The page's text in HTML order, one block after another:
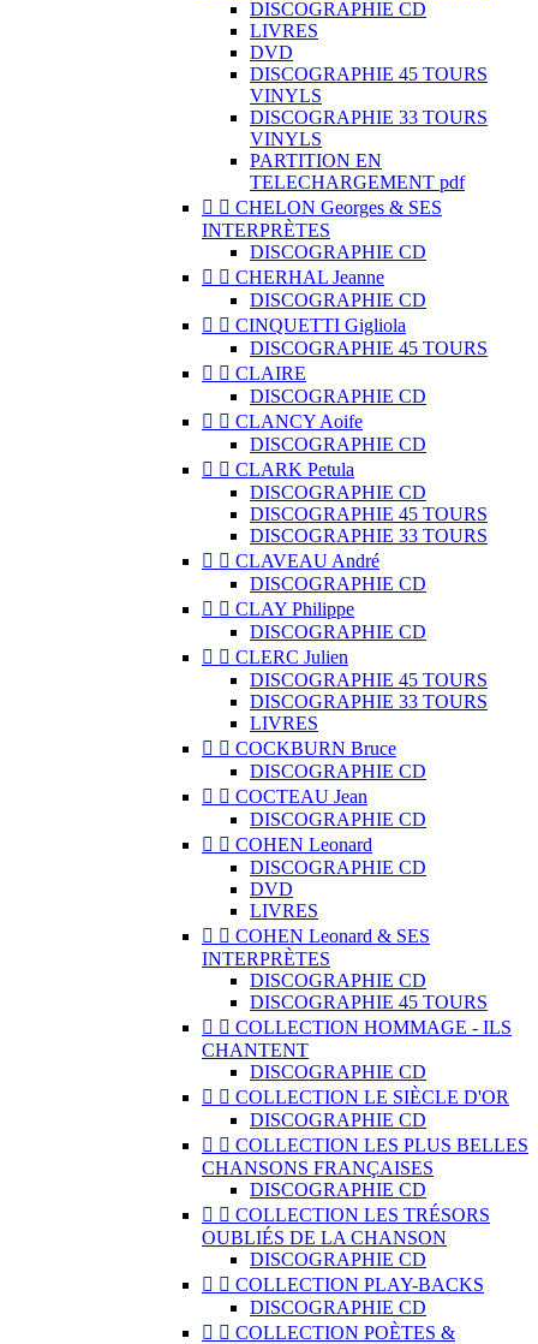
DISCOGRAPHIE CD
LIVRES
DVD
DISCOGRAPHIE 45 TOURS
VINYLS
DISCOGRAPHIE 33 TOURS
VINYLS
PARTITION EN
TELECHARGEMENT pdf
  CHELON Georges & SES
INTERPRÈTES
DISCOGRAPHIE CD
  CHERHAL Jeanne
DISCOGRAPHIE CD
  CINQUETTI Gigliola
DISCOGRAPHIE 45 TOURS
  CLAIRE
DISCOGRAPHIE CD
  CLANCY Aoife
DISCOGRAPHIE CD
  CLARK Petula
DISCOGRAPHIE CD
DISCOGRAPHIE 45 TOURS
DISCOGRAPHIE 33 TOURS
  CLAVEAU André
DISCOGRAPHIE CD
  CLAY Philippe
DISCOGRAPHIE CD
  CLERC Julien
DISCOGRAPHIE 45 TOURS
DISCOGRAPHIE 33 TOURS
LIVRES
  COCKBURN Bruce
DISCOGRAPHIE CD
  COCTEAU Jean
DISCOGRAPHIE CD
  COHEN Leonard
DISCOGRAPHIE CD
DVD
LIVRES
  COHEN Leonard & SES
INTERPRÈTES
DISCOGRAPHIE CD
DISCOGRAPHIE 45 TOURS
  COLLECTION HOMMAGE - ILS
CHANTENT
DISCOGRAPHIE CD
  COLLECTION LE SIÈCLE D'OR
DISCOGRAPHIE CD
  COLLECTION LES PLUS BELLES
CHANSONS FRANÇAISES
DISCOGRAPHIE CD
  COLLECTION LES TRÉSORS
OUBLIÉS DE LA CHANSON
DISCOGRAPHIE CD
  COLLECTION PLAY-BACKS
DISCOGRAPHIE CD
  COLLECTION POÈTES &